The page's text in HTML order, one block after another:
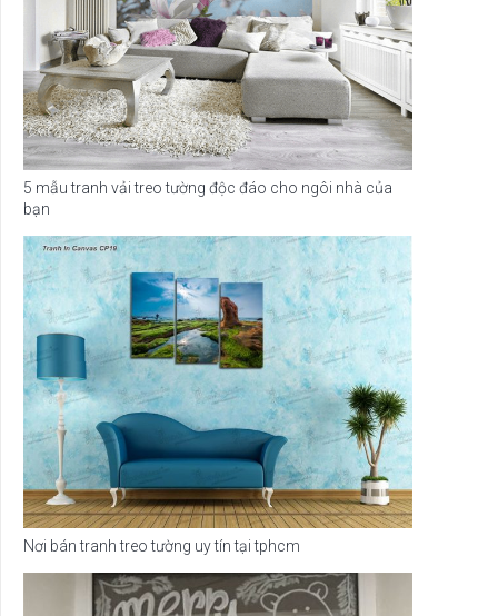
5 mẫu tranh vải treo tường độc đáo cho ngôi nhà của
bạn
Nơi bán tranh treo tường uy tín tại tphcm